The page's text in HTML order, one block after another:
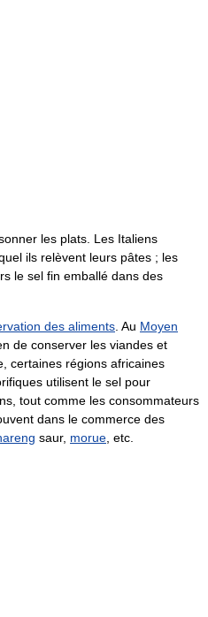
les plats. Les Italiens
ils relèvent leurs pâtes ; les
le sel fin emballé dans des
des aliments . Au Moyen
de conserver les viandes et
certaines régions africaines
utilisent le sel pour
tout comme les consommateurs
dans le commerce des
saur, morue , etc.